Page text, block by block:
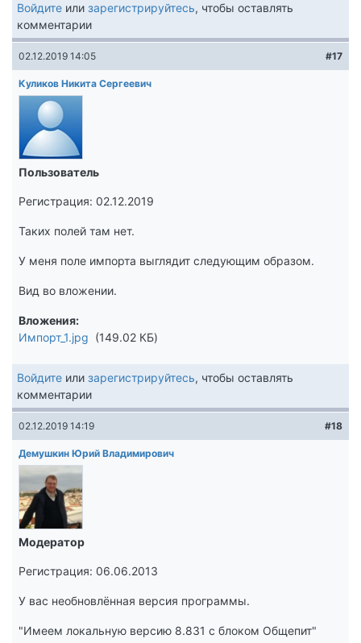
Войдите или зарегистрируйтесь, чтобы оставлять
комментарии
02.12.2019 14:05 #17
Куликов Никита Сергеевич
Пользователь
Регистрация: 02.12.2019
Таких полей там нет.
У меня поле импорта выглядит следующим образом.
Вид во вложении.
Вложения
Импорт_1.jpg
149.02 КБ
Войдите или зарегистрируйтесь, чтобы оставлять
комментарии
02.12.2019 14:19 #18
Демушкин Юрий Владимирович
Модератор
Регистрация: 06.06.2013
У вас необновлённая версия программы.
"Имеем локальную версию 8.831 с блоком Общепит"